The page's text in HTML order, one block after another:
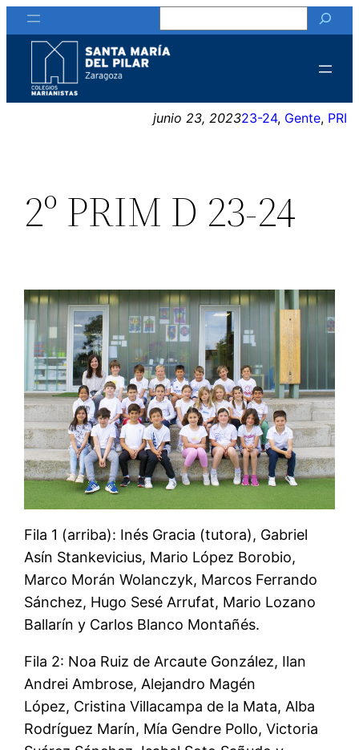
Saltar
al
contenido
junio 23, 202323-24, Gente, PRI
2º PRIM D 23-24
Fila 1 (arriba): Inés Gracia (tutora), Gabriel
Asín Stankevicius, Mario López Borobio,
Marco Morán Wolanczyk, Marcos Ferrando
Sánchez, Hugo Sesé Arrufat, Mario Lozano
Ballarín y Carlos Blanco Montañés.
Fila 2: Noa Ruiz de Arcaute González, Ilan
Andrei Ambrose, Alejandro Magén
López, Cristina Villacampa de la Mata, Alba
Rodríguez Marín, Mía Gendre Pollo, Victoria